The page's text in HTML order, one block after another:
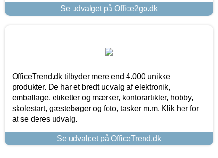
Se udvalget på Office2go.dk
OfficeTrend.dk tilbyder mere end 4.000 unikke
produkter. De har et bredt udvalg af elektronik,
emballage, etiketter og mærker, kontorartikler, hobby,
skolestart, gæstebøger og foto, tasker m.m. Klik her for
at se deres udvalg.
Se udvalget på OfficeTrend.dk